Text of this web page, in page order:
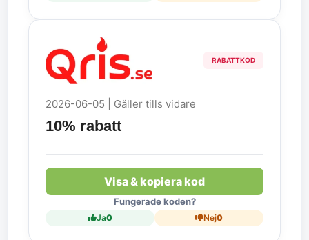
RABATTKOD
2026-06-05 | Gäller tills vidare
10% rabatt
Visa & kopiera kod
Fungerade koden?
Ja0 Nej0